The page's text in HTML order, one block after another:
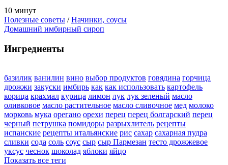
10 минут
Полезные советы /Начинки, соусы
Домашний имбирный сироп
Ингредиенты
базилик ванилин вино выбор продуктов говядина горчица
дрожжи закуски имбирь как как использовать картофель
корица крахмал курица лимон лук лук зеленый масло
оливковое масло растительное масло сливочное мед молоко
морковь мука орегано орехи перец перец болгарский перец
черный петрушка помидоры разрыхлитель рецепты
испанские рецепты итальянские рис сахар сахарная пудра
сливки сода соль соус сыр сыр Пармезан тесто дрожжевое
уксус чеснок шоколад яблоки яйцо
Показать все теги